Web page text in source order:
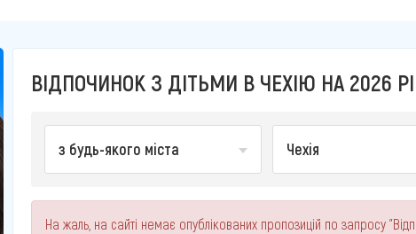
ВІДПОЧИНОК З ДІТЬМИ В ЧЕХІЮ НА 2026
з будь-якого міста Чехія
На жаль, на сайті немає опублікованих пропозицій по запросу